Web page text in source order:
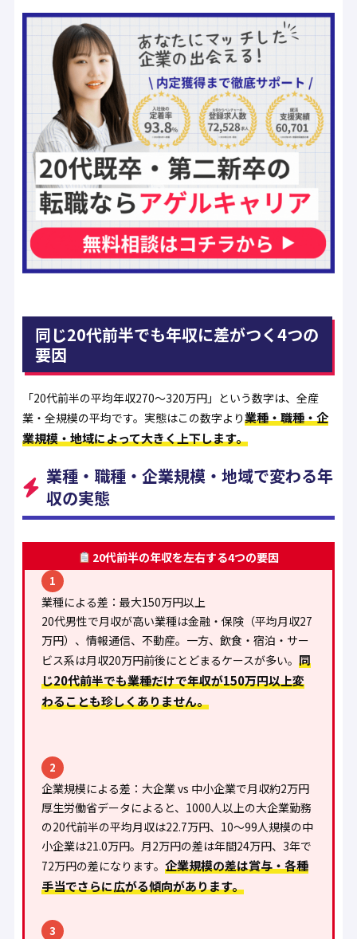
同じ20代前半でも年収に差がつく4つの
要因
「20代前半の平均年収270〜320万円」という数字は、全産
業・全規模の平均です。実態はこの数字より業種・職種・企
業規模・地域によって大きく上下します。
業種・職種・企業規模・地域で変わる年
収の実態
20代前半の年収を左右する4つの要因
1
業種による差：最大150万円以上
20代男性で月収が高い業種は金融・保険（平均月収27
万円）、情報通信、不動産。一方、飲食・宿泊・サー
ビス系は月収20万円前後にとどまるケースが多い。 同
じ20代前半でも業種だけで年収が150万円以上変
わることも珍しくありません。
2
企業規模による差：大企業 vs 中小企業で月収約2万円
厚生労働省データによると、1000人以上の大企業勤務
の20代前半の平均月収は22.7万円、10〜99人規模の中
小企業は21.0万円。月2万円の差は年間24万円、3年で
72万円の差になります。 企業規模の差は賞与・各種
手当でさらに広がる傾向があります。
3